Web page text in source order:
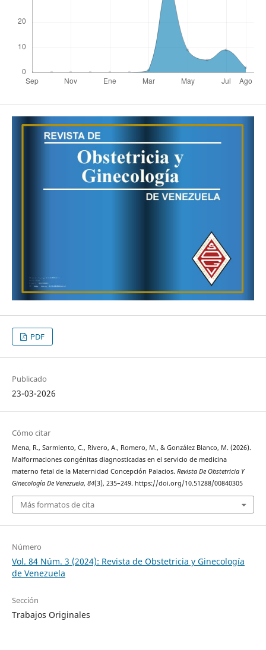
PDF
Publicado
23-03-2026
Cómo citar
Mena, R., Sarmiento, C., Rivero, A., Romero, M., & González Blanco, M. (2026).
Malformaciones congénitas diagnosticadas en el servicio de medicina
materno fetal de la Maternidad Concepción Palacios. Revista De Obstetricia Y
Ginecología De Venezuela, 84(3), 235–249. https://doi.org/10.51288/00840305
Más formatos de cita
Número
Vol. 84 Núm. 3 (2024): Revista de Obstetricia y Ginecología
de Venezuela
Sección
Trabajos Originales